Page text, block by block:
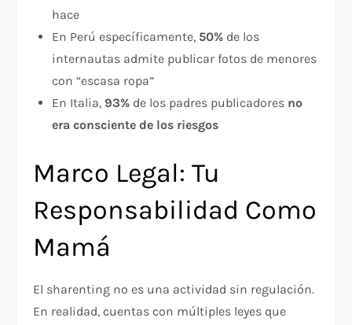
hace
En Perú específicamente, 50% de los
internautas admite publicar fotos de menores
con “escasa ropa”
En Italia, 93% de los padres publicadores no
era consciente de los riesgos
Marco Legal: Tu
Responsabilidad Como
Mamá
El sharenting no es una actividad sin regulación.
En realidad, cuentas con múltiples leyes que